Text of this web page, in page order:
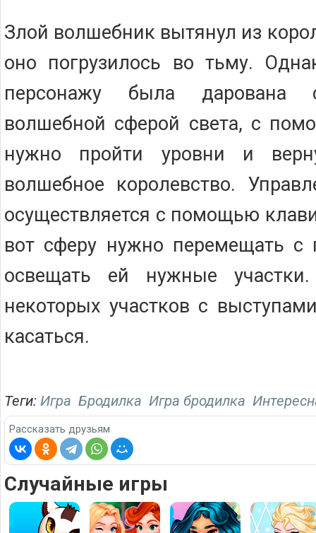
Злой волшебник вытянул из
оно погрузилось во тьму.
персонажу была дарована
волшебной сферой света, с
нужно пройти уровни и
волшебное королевство.
осуществляется с помощью
вот сферу нужно перемещать
освещать ей нужные
некоторых участков с
касаться.
Теги: Игра Бродилка Игра бродилка
Рассказать друзьям
Случайные игры